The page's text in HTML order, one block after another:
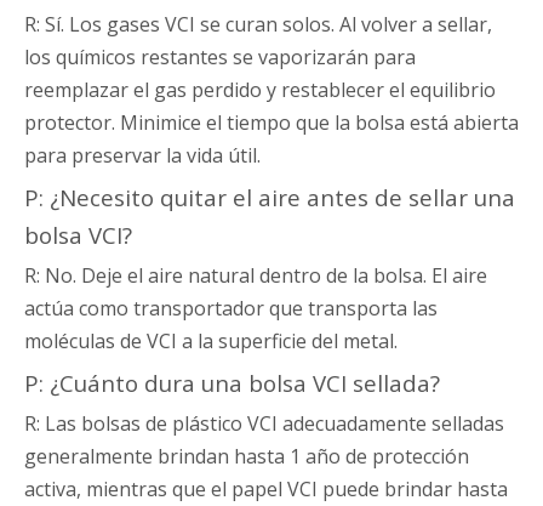
R: Sí. Los gases VCI se curan solos. Al volver a sellar,
los químicos restantes se vaporizarán para
reemplazar el gas perdido y restablecer el equilibrio
protector. Minimice el tiempo que la bolsa está abierta
para preservar la vida útil.
P: ¿Necesito quitar el aire antes de sellar una
bolsa VCI?
R: No. Deje el aire natural dentro de la bolsa. El aire
actúa como transportador que transporta las
moléculas de VCI a la superficie del metal.
P: ¿Cuánto dura una bolsa VCI sellada?
R: Las bolsas de plástico VCI adecuadamente selladas
generalmente brindan hasta 1 año de protección
activa, mientras que el papel VCI puede brindar hasta